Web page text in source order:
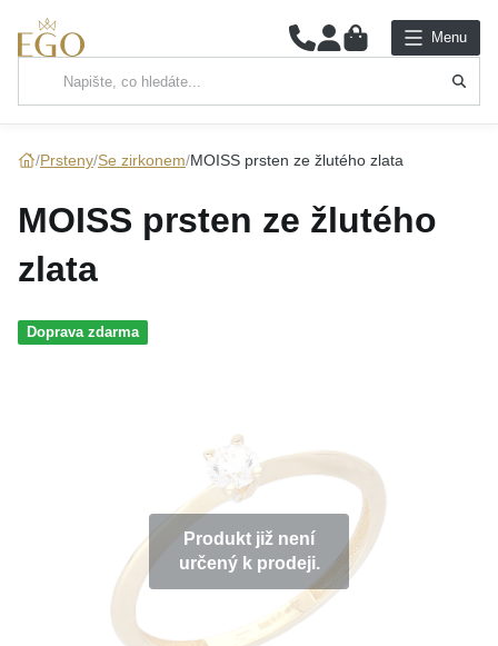
0 Menu
Hlavní kategorie
Prsteny Se zirkonem MOISS prsten ze žlutého zlata
MOISS prsten ze žlutého
zlata
Doprava zdarma
Produkt již není
určený k prodeji.